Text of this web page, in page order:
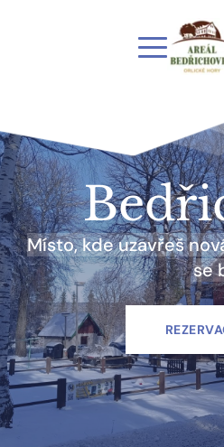
Místo, kde uzavřeš
se